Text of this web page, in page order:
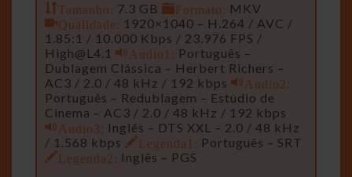
Tamanho: 7.3 GB Formato: MKV
Qualidade: 1920×1040 – H.264 / AVC /
1.85:1 / 10.000 Kbps / 23.976 FPS /
High@L4.1
Audio1: Português –
Dublagem Clássica – Herbert Richers –
AC3 / 2.0 / 48 kHz / 192 kbps
Audio2:
Português – Redublagem – Estúdio de
Cinema – AC3 / 2.0 / 48 kHz / 192 kbps
Audio3: Inglês – DTS XXL – 2.0 / 48 kHz
/ 1.568 kbps
Legenda1: Português – SRT
Legenda2: Inglês – PGS